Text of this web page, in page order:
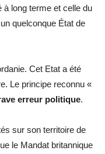
long terme et celle du
quelconque État de
Cet Etat a été
Le principe reconnu «
erreur politique.
sur son territoire de
le Mandat britannique